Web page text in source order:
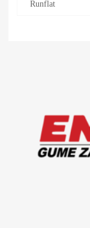
Runflat